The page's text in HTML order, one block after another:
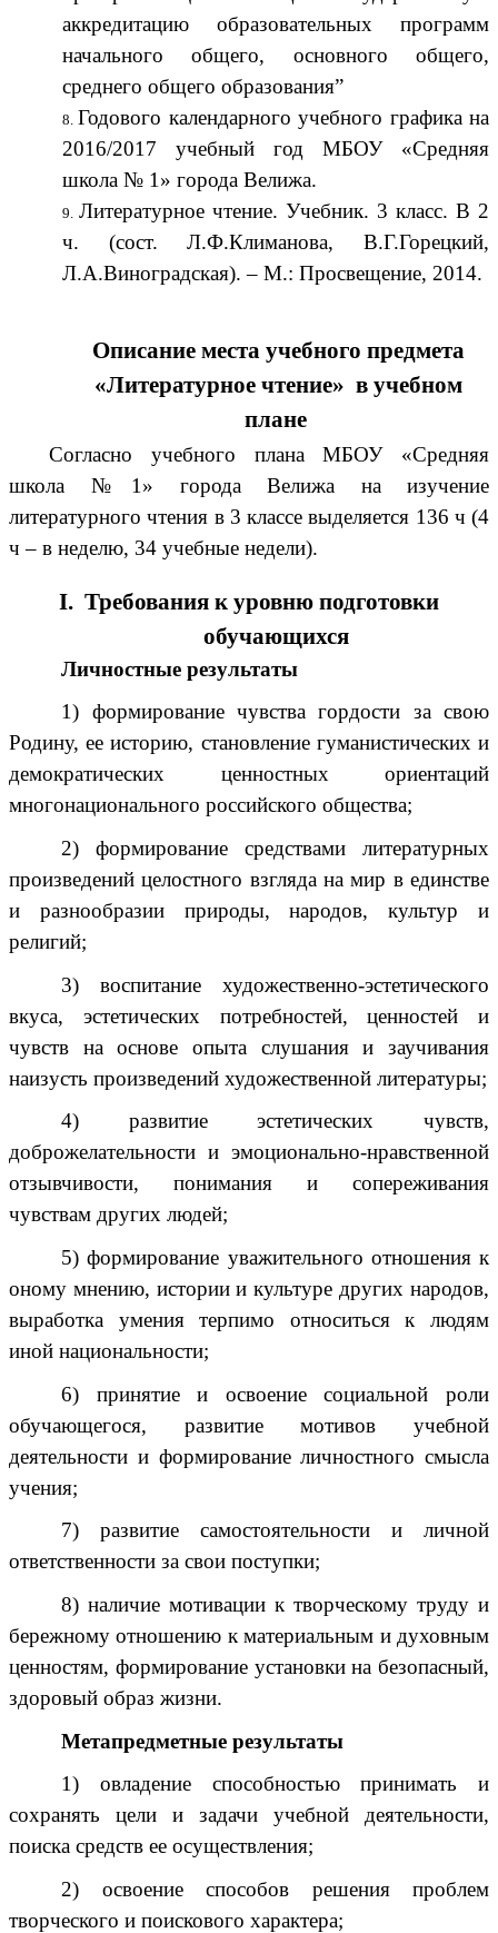
аккредитацию образовательных программ
начального общего, основного общего,
среднего общего образования”
Годового календарного учебного графика на
2016/2017 учебный год МБОУ «Средняя
школа № 1» города Велижа.
Литературное чтение. Учебник. 3 класс. В 2
ч. (сост. Л.Ф.Климанова, В.Г.Горецкий,
Л.А.Виноградская). – М.: Просвещение, 2014.
Описание места учебного предмета
«Литературное чтение» в учебном
плане
Согласно учебного плана МБОУ «Средняя
школа №1» города Велижа на изучение
литературного чтения в 3 классе выделяется 136 ч (4
ч – в неделю, 34 учебные недели).
Ι. Требования к уровню подготовки
обучающихся
Личностные результаты
1) формирование чувства гордости за свою
Родину, ее историю, становление гуманистических и
демократических ценностных ориентаций
многонационального российского общества;
2) формирование средствами литературных
произведений целостного взгляда на мир в единстве
и разнообразии природы, народов, культур и
религий;
3) воспитание художественно-эстетического
вкуса, эстетических потребностей, ценностей и
чувств на основе опыта слушания и заучивания
наизусть произведений художественной литературы;
4) развитие эстетических чувств,
доброжелательности и эмоционально-нравственной
отзывчивости, понимания и сопереживания
чувствам других людей;
5) формирование уважительного отношения к
оному мнению, истории и культуре других народов,
выработка умения терпимо относиться к людям
иной национальности;
6) принятие и освоение социальной роли
обучающегося, развитие мотивов учебной
деятельности и формирование личностного смысла
учения;
7) развитие самостоятельности и личной
ответственности за свои поступки;
8) наличие мотивации к творческому труду и
бережному отношению к материальным и духовным
ценностям, формирование установки на безопасный,
здоровый образ жизни.
Метапредметные результаты
1) овладение способностью принимать и
сохранять цели и задачи учебной деятельности,
поиска средств ее осуществления;
2) освоение способов решения проблем
творческого и поискового характера;